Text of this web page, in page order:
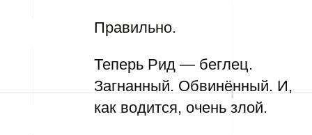
Правильно.
Теперь Рид — беглец.
Загнанный. Обвинённый. И,
как водится, очень злой.